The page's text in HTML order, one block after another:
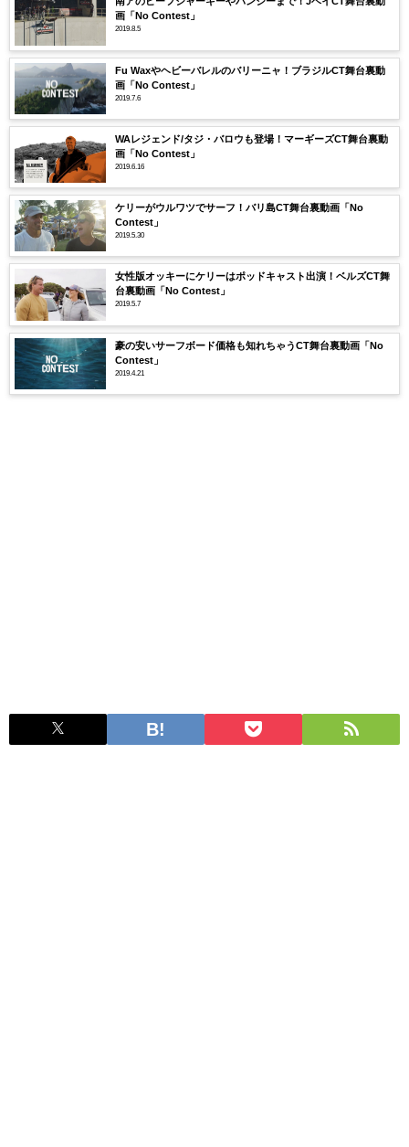
画「No Contest」
2019.8.5
Fu Waxやヘビーバレルのバリーニャ！ブラジルCT舞台裏動
画「No Contest」
2019.7.6
WAレジェンド/タジ・バロウも登場！マーギーズCT舞台裏動
画「No Contest」
2019.6.16
ケリーがウルワツでサーフ！バリ島CT舞台裏動画「No
Contest」
2019.5.30
女性版オッキーにケリーはポッドキャスト出演！ベルズCT舞
台裏動画「No Contest」
2019.5.7
豪の安いサーフボード価格も知れちゃうCT舞台裏動画「No
Contest」
2019.4.21